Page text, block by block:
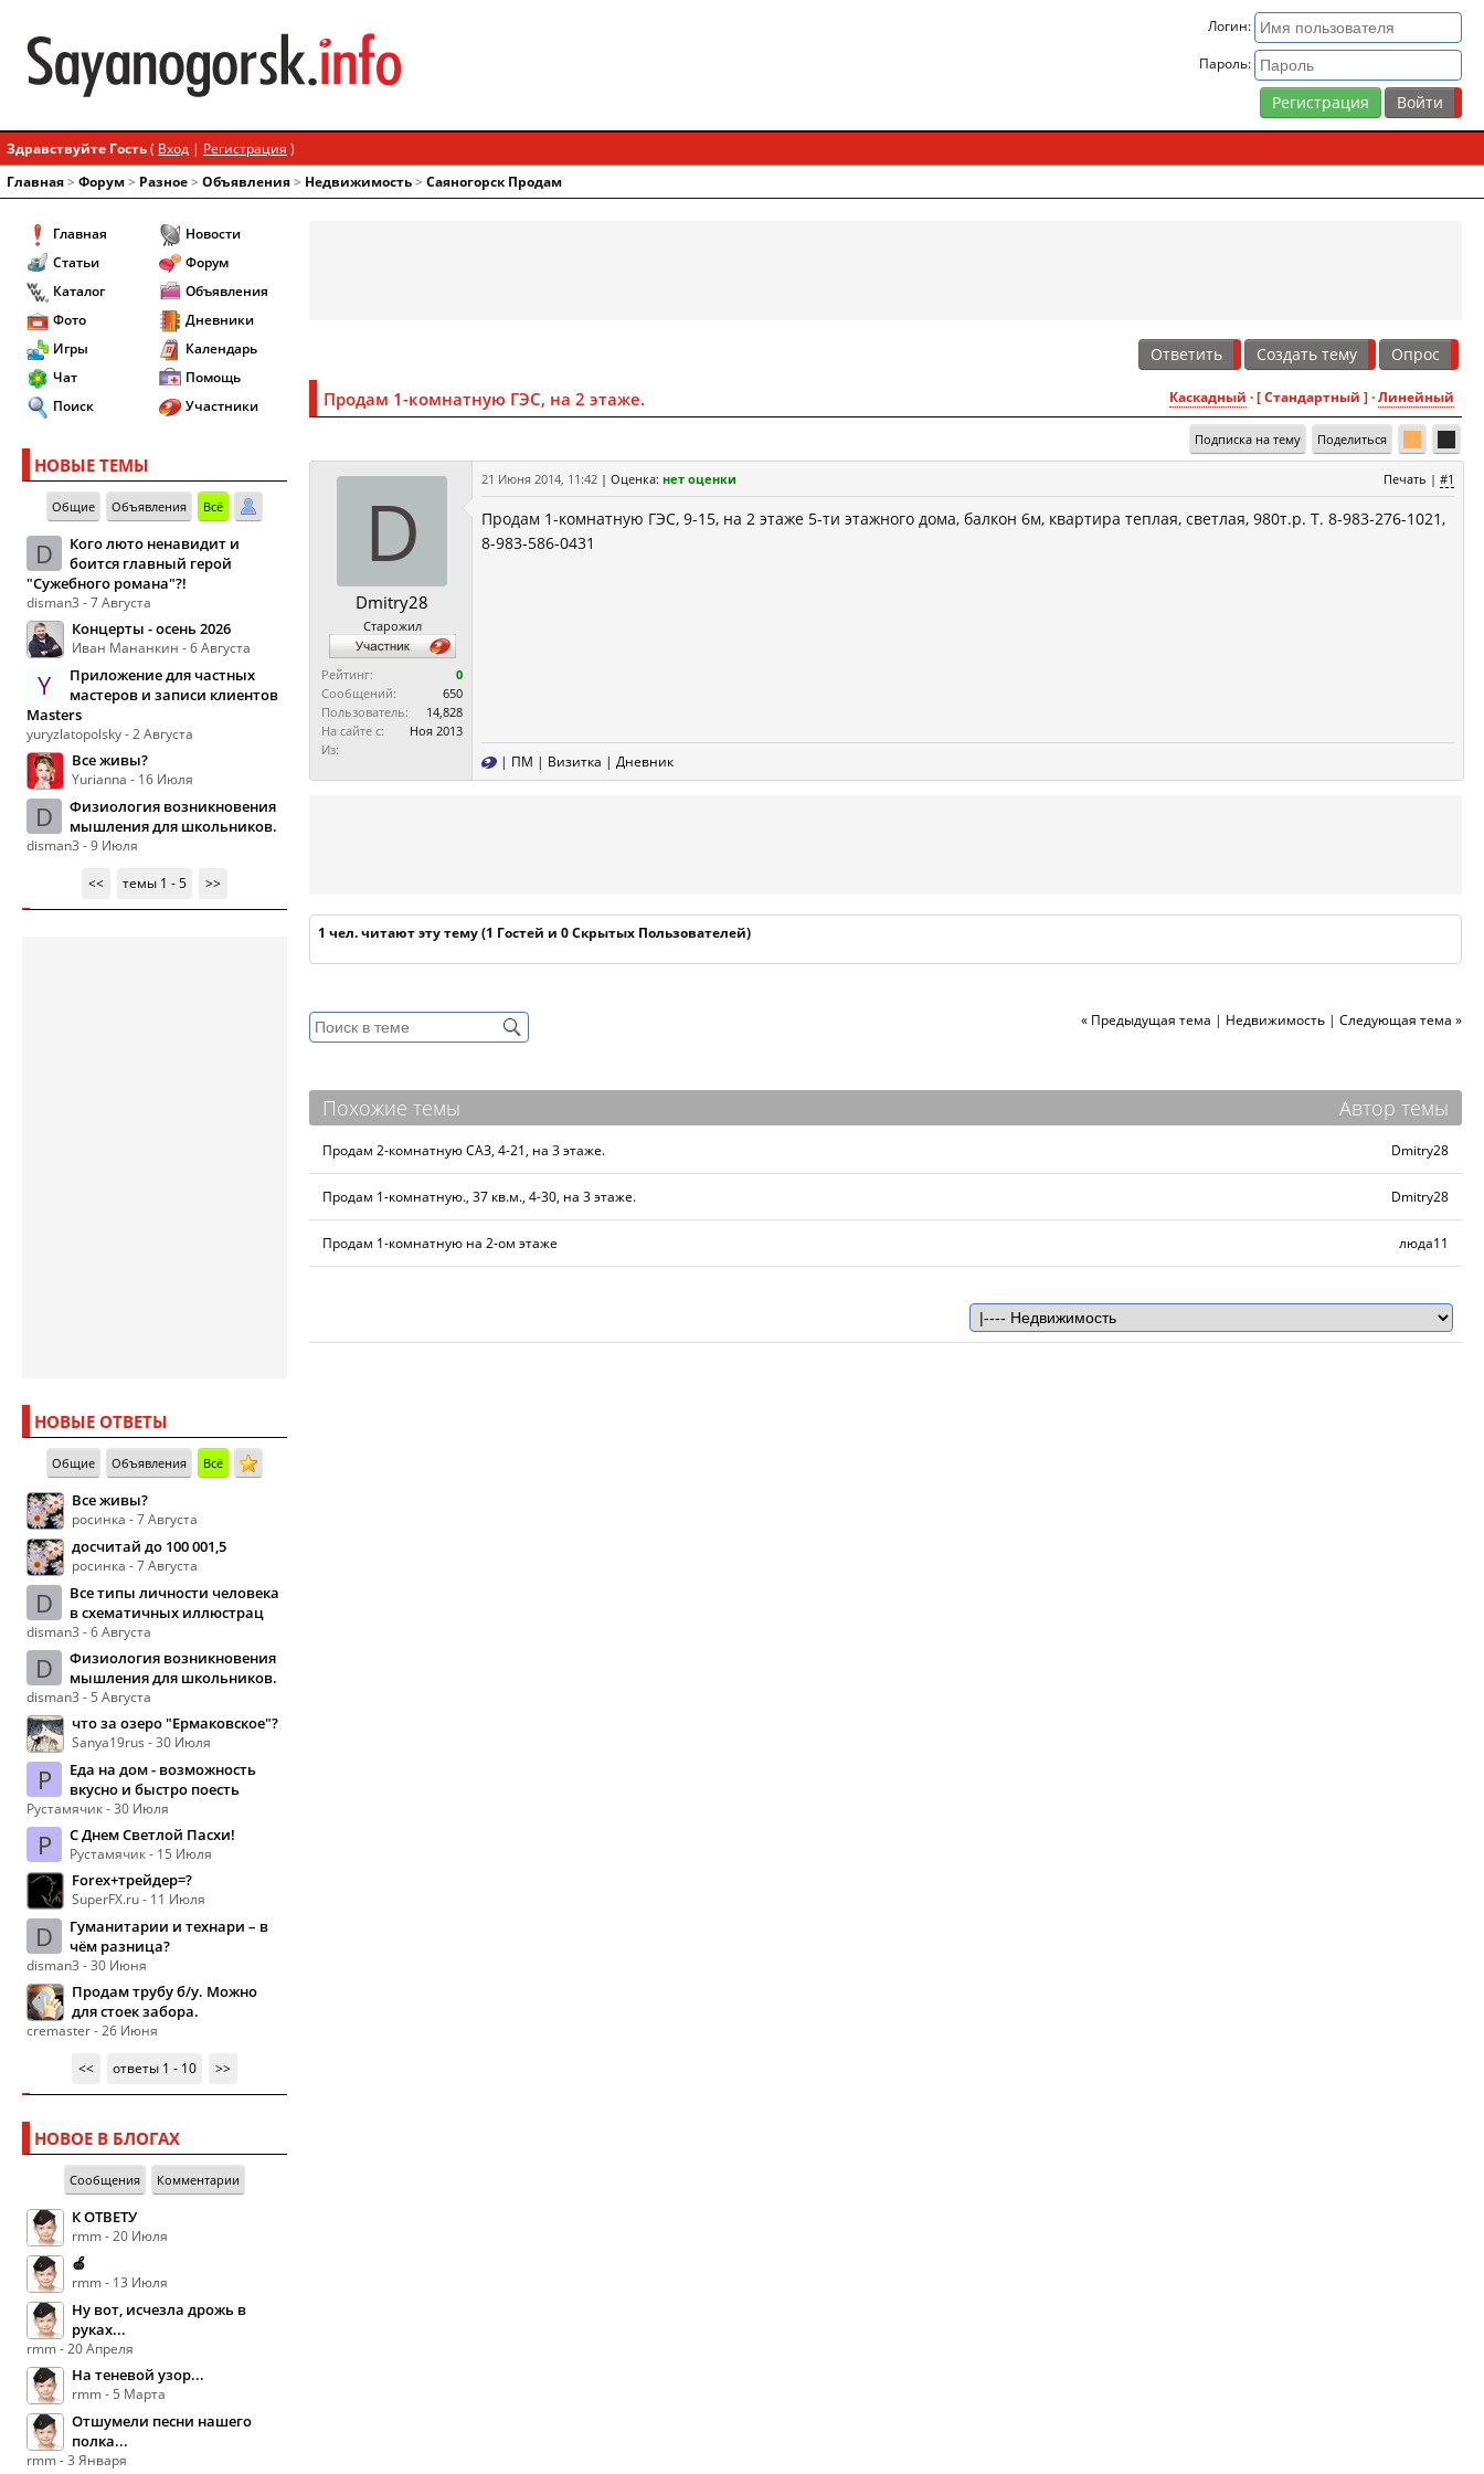
Логин:
Пароль:
Регистрация
Здравствуйте Гость( Вход | Регистрация )
Главная> Форум> Разное> Объявления> Недвижимость> Саяногорск Продам
Главная
Статьи
Каталог
Фото
Игры
Чат
Поиск
Новости
Форум
Объявления
Дневники
Календарь
Помощь
Участники
НОВЫЕ ТЕМЫ
Общие Объявления Всё
D
Кого люто ненавидит и
боится главный герой
"Сужебного романа"?!
disman3 - 7 Августа
Концерты - осень 2026
Иван Мананкин - 6 Августа
Y
Приложение для частных
мастеров и записи клиентов
Masters
yuryzlatopolsky - 2 Августа
Все живы?
Yurianna - 16 Июля
D
Физиология возникновения
мышления для школьников.
disman3 - 9 Июля
<<
темы 1 - 5 >>
НОВЫЕ ОТВЕТЫ
Общие Объявления Всё
Все живы?
росинка - 7 Августа
досчитай до 100 001,5
росинка - 7 Августа
D
Все типы личности человека
в схематичных иллюстрац
disman3 - 6 Августа
D
Физиология возникновения
мышления для школьников.
disman3 - 5 Августа
что за озеро "Ермаковское"?
Sanya19rus - 30 Июля
Р
Еда на дом - возможность
вкусно и быстро поесть
Рустамячик - 30 Июля
Р С Днем Светлой Пасхи!
Рустамячик - 15 Июля
Forex+трейдер=?
SuperFX.ru - 11 Июля
D
Гуманитарии и технари – в
чём разница?
disman3 - 30 Июня
Продам трубу б/у. Можно
для стоек забора.
cremaster - 26 Июня
<<
ответы 1 - 10 >>
НОВОЕ В БЛОГАХ
Сообщения Комментарии
К ОТВЕТУ
rmm - 20 Июля
🍏
rmm - 13 Июля
Ну вот, исчезла дрожь в
руках...
rmm - 20 Апреля
На теневой узор...
rmm - 5 Марта
Отшумели песни нашего
полка...
rmm - 3 Января
Ответить Создать тему Опрос
Каскадный · [ Стандартный ] ·Линейный
Продам 1-комнатную ГЭС, на 2 этаже.
Подписка на тему Поделиться
D
Dmitry28
Старожил
Рейтинг:
0
Сообщений:
650
Пользователь:
14,828
На сайте с:
Ноя 2013
Из:
Печать | #1
21 Июня 2014, 11:42 | Оценка: нет оценки
Продам 1-комнатную ГЭС, 9-15, на 2 этаже 5-ти этажного дома, балкон 6м, квартира теплая, светлая, 980т.р. Т. 8-983-276-1021,
8-983-586-0431
| ПМ | Визитка | Дневник
1 чел. читают эту тему (1 Гостей и 0 Скрытых Пользователей)
« Предыдущая тема | Недвижимость | Следующая тема »
Похожие темы Автор темы
Продам 2-комнатную САЗ, 4-21, на 3 этаже. Dmitry28
Продам 1-комнатную., 37 кв.м., 4-30, на 3 этаже. Dmitry28
Продам 1-комнатную на 2-ом этаже люда11